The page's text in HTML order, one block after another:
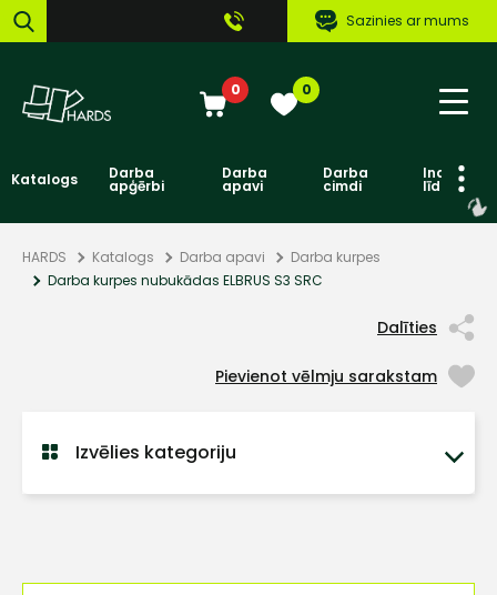
Sazinies ar mums
0 0
Katalogs Darba
apģērbi
Darba
apavi
Darba
cimdi līdzekļi
HARDS Katalogs Darba apavi
Darba kurpes
Darba kurpes nubukādas ELBRUS S3 SRC
Dalīties
Pievienot vēlmju sarakstam
Izvēlies kategoriju